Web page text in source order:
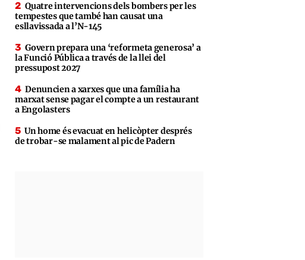
Quatre intervencions dels bombers per les
tempestes que també han causat una
esllavissada a l’N-145
Govern prepara una ‘reformeta generosa’ a
la Funció Pública a través de la llei del
pressupost 2027
Denuncien a xarxes que una família ha
marxat sense pagar el compte a un restaurant
a Engolasters
Un home és evacuat en helicòpter després
de trobar-se malament al pic de Padern